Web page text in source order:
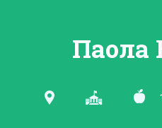
Паола